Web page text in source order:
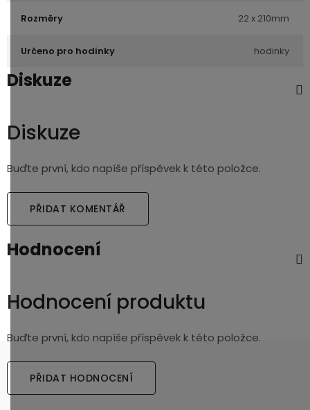
Rozměry 22 x 210mm
Určeno pro hodinky hodinky
Diskuze
Diskuze
Buďte první, kdo napíše příspěvek k této položce.
PŘIDAT KOMENTÁŘ
Hodnocení
Hodnocení produktu
Buďte první, kdo napíše příspěvek k této položce.
PŘIDAT HODNOCENÍ